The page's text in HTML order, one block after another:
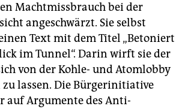
Machtmissbrauch bei der
angeschwärzt. Sie selbst
Text mit dem Titel „Betoniert
im Tunnel“. Darin wirft sie der
von der Kohle- und Atomlobby
lassen. Die Bürgerinitiative
auf Argumente des Anti-